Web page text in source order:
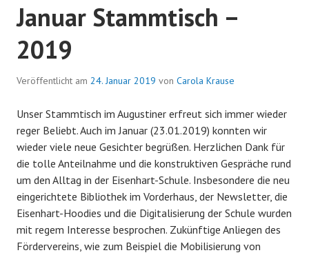
Januar Stammtisch –
2019
Veröffentlicht am 24. Januar 2019 von Carola Krause
Unser Stammtisch im Augustiner erfreut sich immer wieder
reger Beliebt. Auch im Januar (23.01.2019) konnten wir
wieder viele neue Gesichter begrüßen. Herzlichen Dank für
die tolle Anteilnahme und die konstruktiven Gespräche rund
um den Alltag in der Eisenhart-Schule. Insbesondere die neu
eingerichtete Bibliothek im Vorderhaus, der Newsletter, die
Eisenhart-Hoodies und die Digitalisierung der Schule wurden
mit regem Interesse besprochen. Zukünftige Anliegen des
Fördervereins, wie zum Beispiel die Mobilisierung von